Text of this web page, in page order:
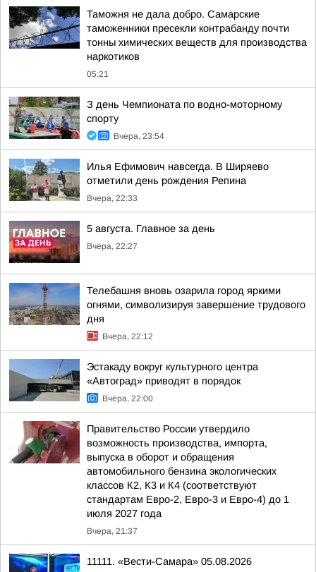
Таможня не дала добро. Самарские
таможенники пресекли контрабанду почти
тонны химических веществ для производства
наркотиков
05:21
З день Чемпионата по водно-моторному
спорту
Вчера, 23:54
Илья Ефимович навсегда. В Ширяево
отметили день рождения Репина
Вчера, 22:33
5 августа. Главное за день
Вчера, 22:27
Телебашня вновь озарила город яркими
огнями, символизируя завершение трудового
дня
Вчера, 22:12
Эстакаду вокруг культурного центра
«Автоград» приводят в порядок
Вчера, 22:00
Правительство России утвердило
возможность производства, импорта,
выпуска в оборот и обращения
автомобильного бензина экологических
классов К2, К3 и К4 (соответствуют
стандартам Евро-2, Евро-3 и Евро-4) до 1
июля 2027 года
Вчера, 21:37
11111. «Вести-Самара» 05.08.2026